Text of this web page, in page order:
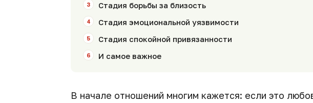
Стадия борьбы за близость
Стадия эмоциональной уязвимости
Стадия спокойной привязанности
И самое важное
В начале отношений многим кажется: если это